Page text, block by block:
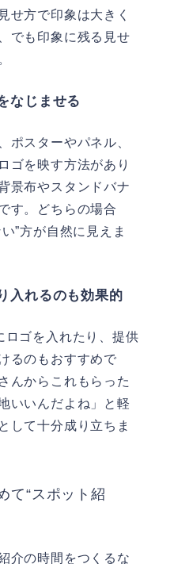
せ方で印象は大きく
でも印象に残る見せ
なじませる
ポスターやパネル、
ゴを映す方法があり
景布やスタンドバナ
す。どちらの場合
”方が自然に見えま
入れるのも効果的
ロゴを入れたり、提供
るのもおすすめで
んからこれもらった
いいんだよね」と軽
して十分成り立ちま
て“スポット紹
介の時間をつくるな